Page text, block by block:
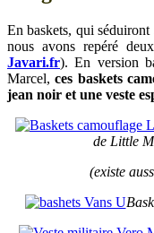
En baskets, qui séduiront
nous avons repéré
Javari.fr). En version
Marcel,ces baskets
jean noir et une veste
de Little
(existe